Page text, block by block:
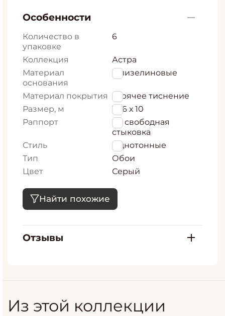
Особенности
Количество в
упаковке
6
Коллекция
Астра
Материал
основания
Флизелиновые
Материал покрытия горячее тиснение
Размер, м
1,06 х 10
Раппорт
64 свободная
стыковка
Стиль
Однотонные
Тип
Обои
Цвет
Серый
Найти похожие
Отзывы
Из этой коллекции